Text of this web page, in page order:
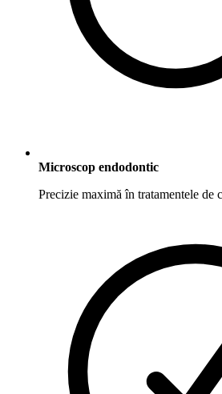
Microscop endodontic
Precizie maximă în tratamentele de